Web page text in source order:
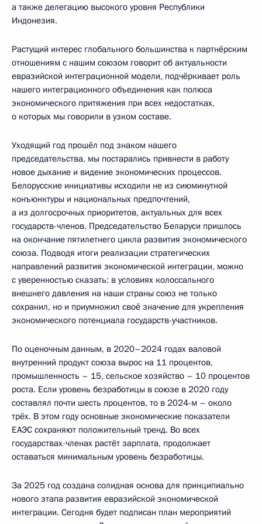
а также делегацию высокого уровня Республики
Индонезия.
Растущий интерес глобального большинства к партнёрским
отношениям с нашим союзом говорит об актуальности
евразийской интеграционной модели, подчёркивает роль
нашего интеграционного объединения как полюса
экономического притяжения при всех недостатках,
о которых мы говорили в узком составе.
Уходящий год прошёл под знаком нашего
председательства, мы постарались привнести в работу
новое дыхание и видение экономических процессов.
Белорусские инициативы исходили не из сиюминутной
конъюнктуры и национальных предпочтений,
а из долгосрочных приоритетов, актуальных для всех
государств-членов. Председательство Беларуси пришлось
на окончание пятилетнего цикла развития экономического
союза. Подводя итоги реализации стратегических
направлений развития экономической интеграции, можно
с уверенностью сказать: в условиях колоссального
внешнего давления на наши страны союз не только
сохранил, но и приумножил своё значение для укрепления
экономического потенциала государств-участников.
По оценочным данным, в 2020–2024 годах валовой
внутренний продукт союза вырос на 11 процентов,
промышленность – 15, сельское хозяйство – 10 процентов
роста. Если уровень безработицы в союзе в 2020 году
составлял почти шесть процентов, то в 2024-м – около
трёх. В этом году основные экономические показатели
ЕАЭС сохраняют положительный тренд. Во всех
государствах-членах растёт зарплата, продолжает
оставаться минимальным уровень безработицы.
За 2025 год создана солидная основа для принципиально
нового этапа развития евразийской экономической
интеграции. Сегодня будет подписан план мероприятий